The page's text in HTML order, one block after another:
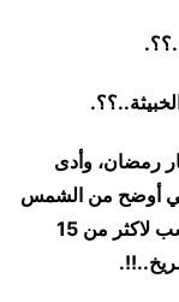
رمضان، وأدى
أوضح من الشمس
للفريق النيجيري، بل مد الحكم الزمن المحتسب لاكثر من 15